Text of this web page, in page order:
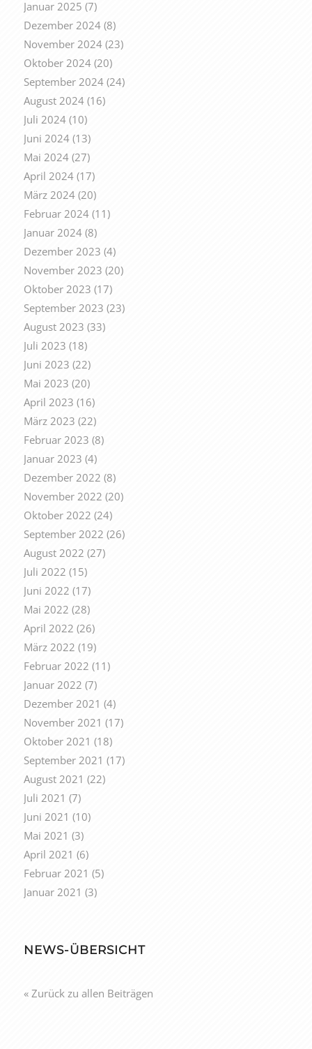
Januar 2025 (7)
Dezember 2024(8)
November 2024(23)
Oktober 2024(20)
September 2024(24)
August 2024(16)
Juli 2024(10)
Juni 2024(13)
Mai 2024(27)
April 2024(17)
März 2024(20)
Februar 2024(11)
Januar 2024(8)
Dezember 2023 (4)
November 2023 (20)
Oktober 2023 (17)
September 2023 (23)
August 2023 (33)
Juli 2023 (18)
Juni 2023 (22)
Mai 2023 (20)
April 2023 (16)
März 2023 (22)
Februar 2023 (8)
Januar 2023 (4)
Dezember 2022 (8)
November 2022 (20)
Oktober 2022 (24)
September 2022 (26)
August 2022 (27)
Juli 2022 (15)
Juni 2022 (17)
Mai 2022 (28)
April 2022 (26)
März 2022 (19)
Februar 2022 (11)
Januar 2022 (7)
Dezember 2021 (4)
November 2021 (17)
Oktober 2021 (18)
September 2021 (17)
August 2021 (22)
Juli 2021 (7)
Juni 2021 (10)
Mai 2021 (3)
April 2021 (6)
Februar 2021 (5)
Januar 2021 (3)
NEWS-ÜBERSICHT
« Zurück zu allen Beiträgen